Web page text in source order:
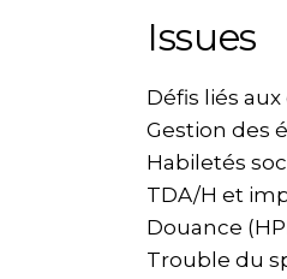
Issues
Défis liés
Gestion des
Habiletés
TDA/H et
Douance
Trouble du